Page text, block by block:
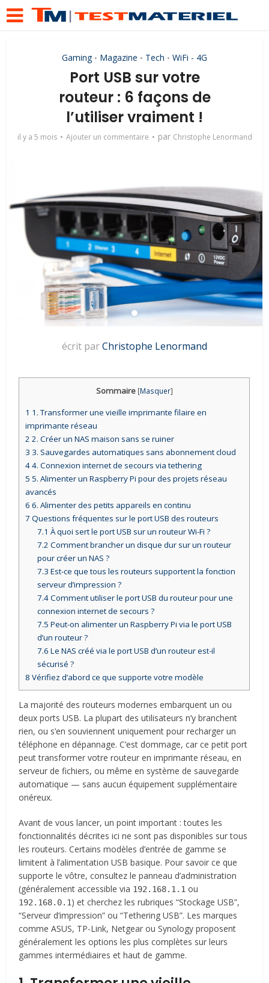
Gaming • Magazine • Tech • WiFi - 4G
Port USB sur votre
routeur : 6 façons de
l’utiliser vraiment !
il y a 5 mois Ajouter un commentaire par Christophe Lenormand
écrit parChristophe Lenormand
Sommaire [Masquer]
1 1. Transformer une vieille imprimante filaire en
imprimante réseau
2 2. Créer un NAS maison sans se ruiner
3 3. Sauvegardes automatiques sans abonnement cloud
44. Connexion internet de secours via tethering
5 5. Alimenter un Raspberry Pi pour des projets réseau
avancés
6 6. Alimenter des petits appareils en continu
7 Questions fréquentes sur le port USB des routeurs
7.1 À quoi sert le port USB sur un routeur Wi-Fi ?
7.2 Comment brancher un disque dur sur un routeur
pour créer un NAS ?
7.3 Est-ce que tous les routeurs supportent la fonction
serveur d’impression ?
7.4Comment utiliser le port USB du routeur pour une
connexion internet de secours ?
7.5 Peut-on alimenter un Raspberry Pi via le port USB
d’un routeur ?
7.6 Le NAS créé via le port USB d’un routeur est-il
sécurisé ?
8 Vérifiez d’abord ce que supporte votre modèle
La majorité des routeurs modernes embarquent un ou
deux ports USB. La plupart des utilisateurs n’y branchent
rien, ou s’en souviennent uniquement pour recharger un
téléphone en dépannage. C’est dommage, car ce petit port
peut transformer votre routeur en imprimante réseau, en
serveur de fichiers, ou même en système de sauvegarde
automatique — sans aucun équipement supplémentaire
onéreux.
Avant de vous lancer, un point important : toutes les
fonctionnalités décrites ici ne sont pas disponibles sur tous
les routeurs. Certains modèles d’entrée de gamme se
limitent à l’alimentation USB basique. Pour savoir ce que
supporte le vôtre, consultez le panneau d’administration
(généralement accessible via 192.168.1.1 ou
192.168.0.1) et cherchez les rubriques “Stockage USB”,
“Serveur d’impression” ou “Tethering USB”. Les marques
comme ASUS, TP-Link, Netgear ou Synology proposent
généralement les options les plus complètes sur leurs
gammes intermédiaires et haut de gamme.